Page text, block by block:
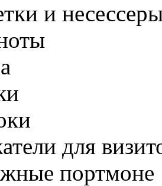
и
для
портмоне